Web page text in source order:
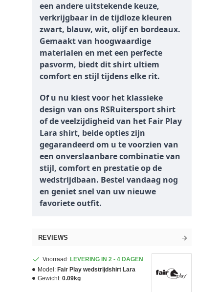
een andere uitstekende keuze,
verkrijgbaar in de tijdloze kleuren
zwart, blauw, wit, olijf en bordeaux.
Gemaakt van hoogwaardige
materialen en met een perfecte
pasvorm, biedt dit shirt ultiem
comfort en stijl tijdens elke rit.
Of u nu kiest voor het klassieke
design van ons RSRuitersport shirt
of de veelzijdigheid van het Fair Play
Lara shirt, beide opties zijn
gegarandeerd om u te voorzien van
een onverslaanbare combinatie van
stijl, comfort en prestatie op de
wedstrijdbaan. Bestel vandaag nog
en geniet snel van uw nieuwe
favoriete outfit.
REVIEWS
Voorraad: LEVERING IN 2 - 4 DAGEN
Model: Fair Play wedstrijdshirt Lara
Gewicht: 0.09kg